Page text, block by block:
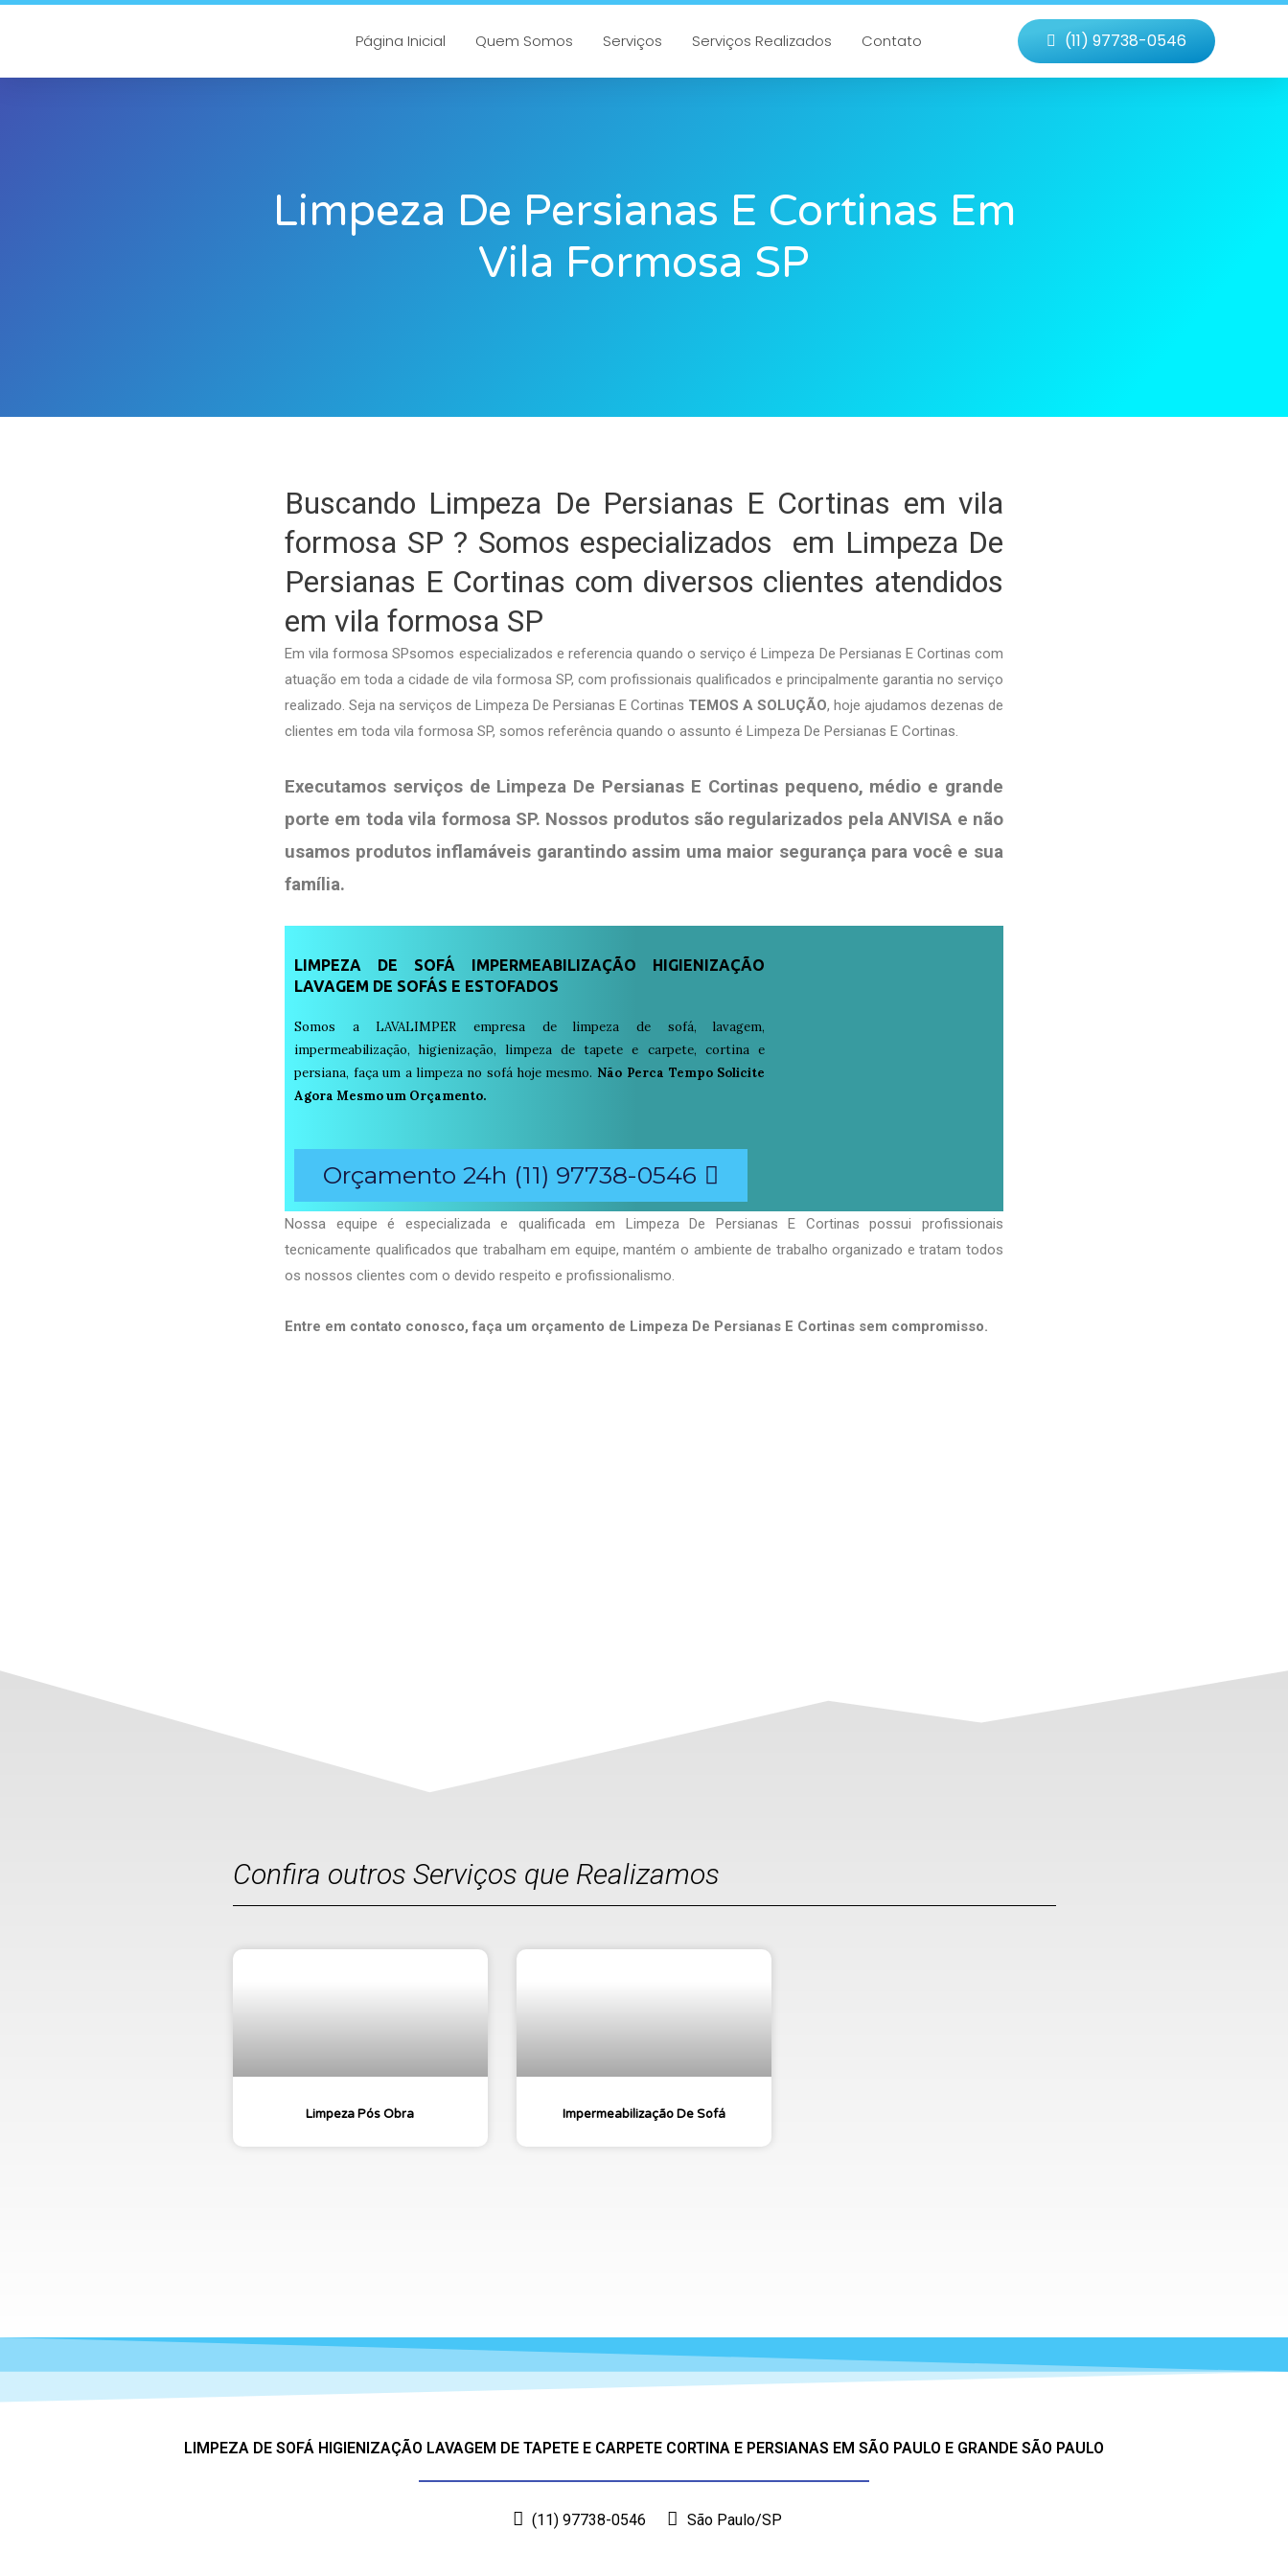
Página Inicial Quem Somos Serviços Serviços Realizados Contato (11) 97738-0546
Limpeza De Persianas E Cortinas Em
Vila Formosa SP
Buscando Limpeza De Persianas E Cortinas em vila
formosa SP ? Somos especializados em Limpeza De
Persianas E Cortinas com diversos clientes atendidos
em vila formosa SP
Em vila formosa SPsomos especializados e referencia quando o serviço é Limpeza De Persianas E Cortinas com
atuação em toda a cidade de vila formosa SP, com profissionais qualificados e principalmente garantia no serviço
realizado. Seja na serviços de Limpeza De Persianas E Cortinas TEMOS A SOLUÇÃO, hoje ajudamos dezenas de
clientes em toda vila formosa SP, somos referência quando o assunto é Limpeza De Persianas E Cortinas.
Executamos serviços de Limpeza De Persianas E Cortinas pequeno, médio e grande
porte em toda vila formosa SP. Nossos produtos são regularizados pela ANVISA e não
usamos produtos inflamáveis garantindo assim uma maior segurança para você e sua
família.
LIMPEZA DE SOFÁ IMPERMEABILIZAÇÃO HIGIENIZAÇÃO
LAVAGEM DE SOFÁS E ESTOFADOS
Somos a LAVALIMPER empresa de limpeza de sofá, lavagem,
impermeabilização, higienização, limpeza de tapete e carpete, cortina e
persiana, faça um a limpeza no sofá hoje mesmo. Não Perca Tempo Solicite
Agora Mesmo um Orçamento.
Orçamento 24h (11) 97738-0546
Nossa equipe é especializada e qualificada em Limpeza De Persianas E Cortinas possui profissionais
tecnicamente qualificados que trabalham em equipe, mantém o ambiente de trabalho organizado e tratam todos
os nossos clientes com o devido respeito e profissionalismo.
Entre em contato conosco, faça um orçamento de Limpeza De Persianas E Cortinas sem compromisso.
Confira outros Serviços que Realizamos
Limpeza Pós Obra Impermeabilização De Sofá
LIMPEZA DE SOFÁ HIGIENIZAÇÃO LAVAGEM DE TAPETE E CARPETE CORTINA E PERSIANAS EM SÃO PAULO E GRANDE SÃO PAULO
(11) 97738-0546 São Paulo/SP